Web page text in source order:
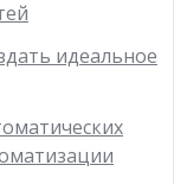
идеальное